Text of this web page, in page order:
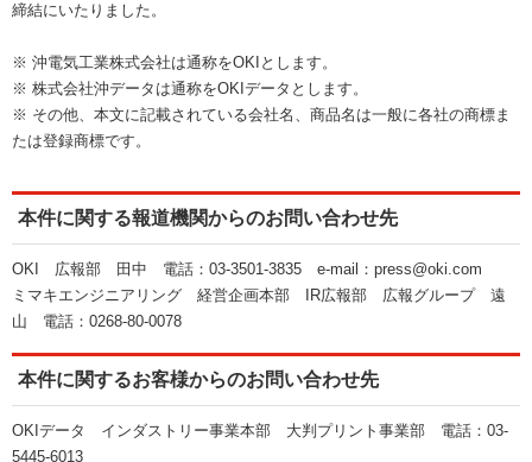
締結にいたりました。
※ 沖電気工業株式会社は通称をOKIとします。
※ 株式会社沖データは通称をOKIデータとします。
※ その他、本文に記載されている会社名、商品名は一般に各社の商標ま
たは登録商標です。
本件に関する報道機関からのお問い合わせ先
OKI 広報部 田中 電話：03-3501-3835 e-mail：press@oki.com
ミマキエンジニアリング 経営企画本部 IR広報部 広報グループ 遠
山 電話：0268-80-0078
本件に関するお客様からのお問い合わせ先
OKIデータ インダストリー事業本部 大判プリント事業部 電話：03-
5445-6013